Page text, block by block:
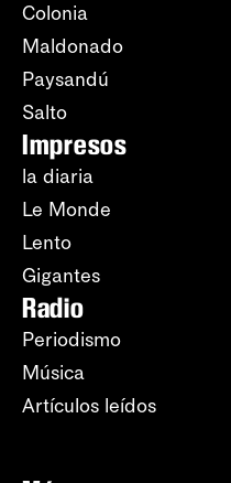
Colonia
Maldonado
Paysandú
Salto
Impresos
la diaria
Le Monde
Lento
Gigantes
Radio
Periodismo
Música
Artículos leídos